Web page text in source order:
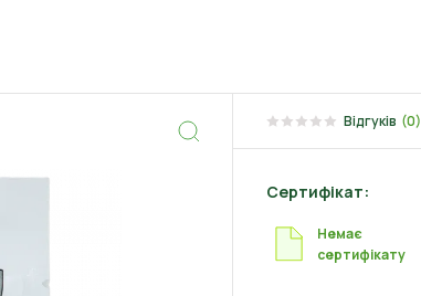
Відгуків (0)
Сертифікат:
Немає
сертифікату